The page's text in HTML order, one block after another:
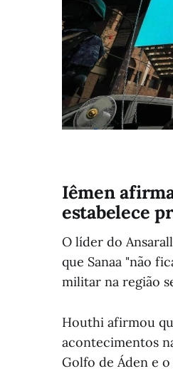
Iêmen
estabelece
O líder do
que Sanaa "não
militar na região
Houthi afirmou
acontecimentos
Golfo de Áden e